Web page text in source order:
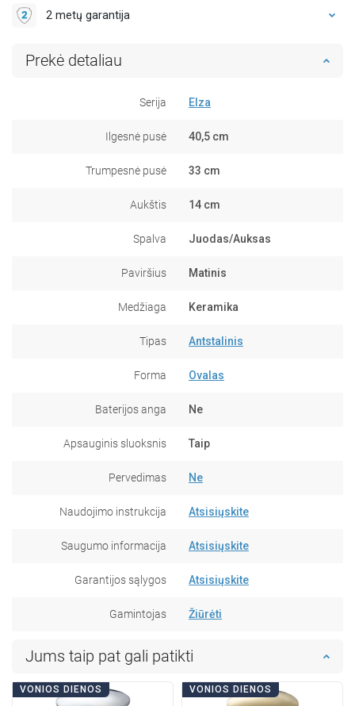
2 metų garantija
Prekė detaliau
Serija Elza
Ilgesnė pusė 40,5 cm
Trumpesnė pusė 33 cm
Aukštis 14 cm
Spalva Juodas/Auksas
Paviršius Matinis
Medžiaga Keramika
Tipas Antstalinis
Forma Ovalas
Baterijos anga Ne
Apsauginis sluoksnis Taip
Pervedimas Ne
Naudojimo instrukcija Atsisiųskite
Saugumo informacija Atsisiųskite
Garantijos sąlygos Atsisiųskite
Gamintojas Žiūrėti
Jums taip pat gali patikti
VONIOS DIENOS VONIOS DIENOS